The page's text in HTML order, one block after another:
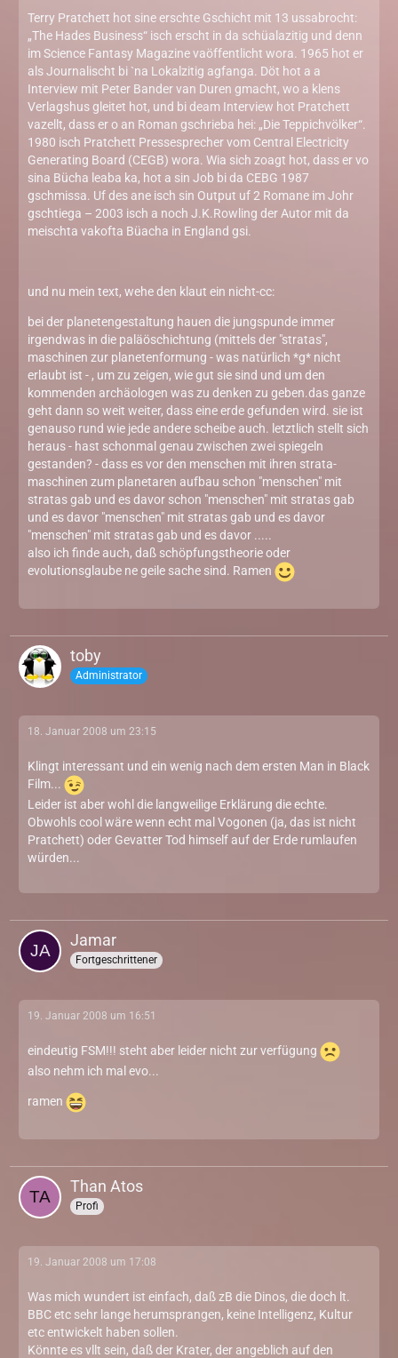
Terry Pratchett hot sine erschte Gschicht mit 13 ussabrocht:
„The Hades Business“ isch erscht in da schüalazitig und denn
im Science Fantasy Magazine vaöffentlicht wora. 1965 hot er
als Journalischt bi `na Lokalzitig agfanga. Döt hot a a
Interview mit Peter Bander van Duren gmacht, wo a klens
Verlagshus gleitet hot, und bi deam Interview hot Pratchett
vazellt, dass er o an Roman gschrieba hei: „Die Teppichvölker“.
1980 isch Pratchett Pressesprecher vom Central Electricity
Generating Board (CEGB) wora. Wia sich zoagt hot, dass er vo
sina Bücha leaba ka, hot a sin Job bi da CEBG 1987
gschmissa. Uf des ane isch sin Output uf 2 Romane im Johr
gschtiega – 2003 isch a noch J.K.Rowling der Autor mit da
meischta vakofta Büacha in England gsi.
und nu mein text, wehe den klaut ein nicht-cc:
bei der planetengestaltung hauen die jungspunde immer
irgendwas in die paläöschichtung (mittels der "stratas",
maschinen zur planetenformung - was natürlich *g* nicht
erlaubt ist - , um zu zeigen, wie gut sie sind und um den
kommenden archäologen was zu denken zu geben.das ganze
geht dann so weit weiter, dass eine erde gefunden wird. sie ist
genauso rund wie jede andere scheibe auch. letztlich stellt sich
heraus - hast schonmal genau zwischen zwei spiegeln
gestanden? - dass es vor den menschen mit ihren strata-
maschinen zum planetaren aufbau schon "menschen" mit
stratas gab und es davor schon "menschen" mit stratas gab
und es davor "menschen" mit stratas gab und es davor
"menschen" mit stratas gab und es davor .....
also ich finde auch, daß schöpfungstheorie oder
evolutionsglaube ne geile sache sind. Ramen
toby
Administrator
18. Januar 2008 um 23:15
Klingt interessant und ein wenig nach dem ersten Man in Black
Film...
Leider ist aber wohl die langweilige Erklärung die echte.
Obwohls cool wäre wenn echt mal Vogonen (ja, das ist nicht
Pratchett) oder Gevatter Tod himself auf der Erde rumlaufen
würden...
Jamar
Fortgeschrittener
19. Januar 2008 um 16:51
eindeutig FSM!!! steht aber leider nicht zur verfügung
also nehm ich mal evo...
ramen
Than Atos
Profi
19. Januar 2008 um 17:08
Was mich wundert ist einfach, daß zB die Dinos, die doch lt.
BBC etc sehr lange herumsprangen, keine Intelligenz, Kultur
etc entwickelt haben sollen.
Könnte es vllt sein, daß der Krater, der angeblich auf den